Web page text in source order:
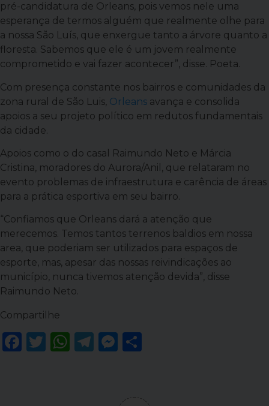
pré-candidatura de Orleans, pois vemos nele uma
esperança de termos alguém que realmente olhe para
a nossa São Luís, que enxergue tanto a árvore quanto a
floresta. Sabemos que ele é um jovem realmente
comprometido e vai fazer acontecer”, disse. Poeta.
Com presença constante nos bairros e comunidades da
zona rural de São Luis, Orleans avança e consolida
apoios a seu projeto político em redutos fundamentais
da cidade.
Apoios como o do casal Raimundo Neto e Márcia
Cristina, moradores do Aurora/Anil, que relataram no
evento problemas de infraestrutura e carência de áreas
para a prática esportiva em seu bairro.
“Confiamos que Orleans dará a atenção que
merecemos. Temos tantos terrenos baldios em nossa
area, que poderiam ser utilizados para espaços de
esporte, mas, apesar das nossas reivindicações ao
município, nunca tivemos atenção devida”, disse
Raimundo Neto.
Compartilhe
Facebook
Twitter
WhatsApp
Telegram
Messenger